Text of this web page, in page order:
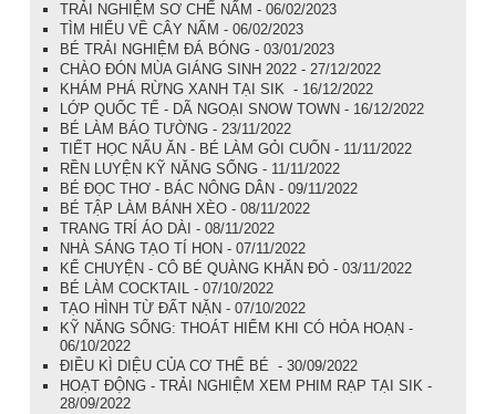
TRẢI NGHIỆM SƠ CHẾ NẤM - 06/02/2023
TÌM HIỂU VỀ CÂY NẤM - 06/02/2023
BÉ TRẢI NGHIỆM ĐÁ BÓNG - 03/01/2023
CHÀO ĐÓN MÙA GIÁNG SINH 2022 - 27/12/2022
KHÁM PHÁ RỪNG XANH TẠI SIK - 16/12/2022
LỚP QUỐC TẾ - DÃ NGOẠI SNOW TOWN - 16/12/2022
BÉ LÀM BÁO TƯỜNG - 23/11/2022
TIẾT HỌC NẤU ĂN - BÉ LÀM GỎI CUỐN - 11/11/2022
RỀN LUYỆN KỸ NĂNG SỐNG - 11/11/2022
BÉ ĐỌC THƠ - BÁC NÔNG DÂN - 09/11/2022
BÉ TẬP LÀM BÁNH XÈO - 08/11/2022
TRANG TRÍ ÁO DÀI - 08/11/2022
NHÀ SÁNG TẠO TÍ HON - 07/11/2022
KỂ CHUYỆN - CÔ BÉ QUÀNG KHĂN ĐỎ - 03/11/2022
BÉ LÀM COCKTAIL - 07/10/2022
TẠO HÌNH TỪ ĐẤT NẶN - 07/10/2022
KỸ NĂNG SỐNG: THOÁT HIỂM KHI CÓ HỎA HOẠN -
06/10/2022
ĐIỀU KÌ DIỆU CỦA CƠ THỂ BÉ - 30/09/2022
HOẠT ĐỘNG - TRẢI NGHIỆM XEM PHIM RẠP TẠI SIK -
28/09/2022